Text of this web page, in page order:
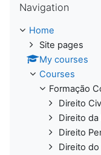
Navigation
Home
Site pages
My courses
Courses
Formação
Direito
Direito da
Direito
Direito